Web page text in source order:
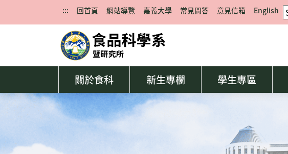
::: 回首頁 網站導覽 嘉義大學 常見問答 意見信箱 English
關於食科 新生專欄 學生專區